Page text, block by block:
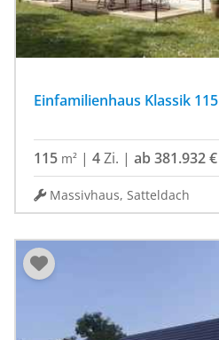
Einfamilienhaus Klassik 115
115 m² | 4Zi. | ab 381.932 €
Massivhaus, Satteldach